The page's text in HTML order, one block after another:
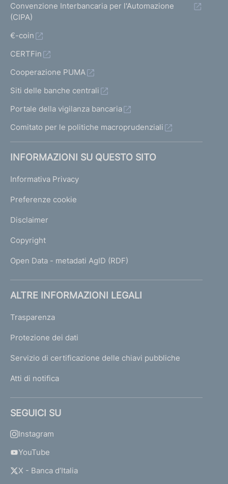
Convenzione Interbancaria per l'Automazione
(CIPA)
€-coin
CERTFin
Cooperazione PUMA
Siti delle banche centrali
Portale della vigilanza bancaria
Comitato per le politiche macroprudenziali
INFORMAZIONI SU QUESTO SITO
Informativa Privacy
Preferenze cookie
Disclaimer
Copyright
Open Data - metadati AgID (RDF)
ALTRE INFORMAZIONI LEGALI
Trasparenza
Protezione dei dati
Servizio di certificazione delle chiavi pubbliche
Atti di notifica
SEGUICI SU
Instagram
YouTube
X - Banca d’Italia